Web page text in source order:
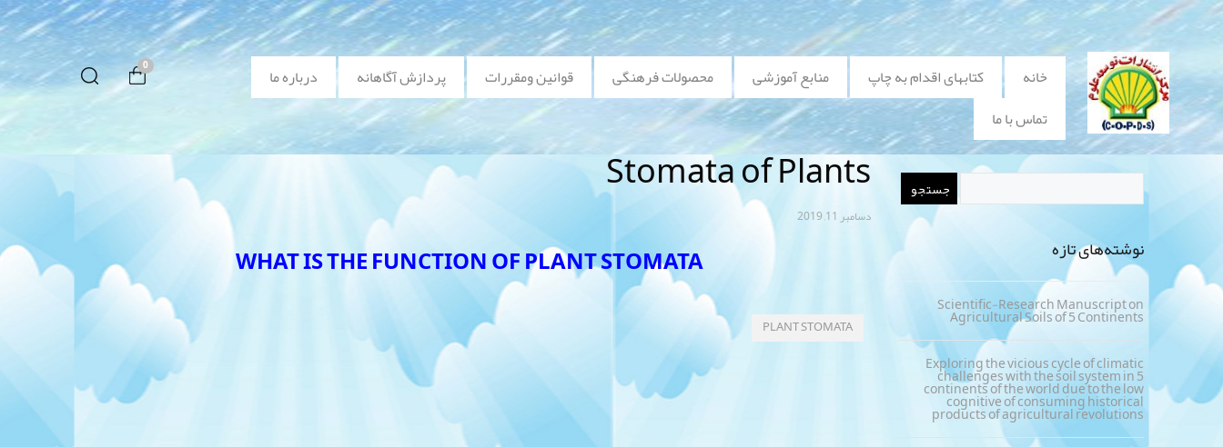
خانه کتابهای اقدام به چاپ منابع آموزشی محصولات فرهنگی قوانین ومقررات پردازش آگاهانه
درباره ما
تماس با ما
0
Stomata of Plants
دسامبر 11, 2019
WHAT IS THE FUNCTION OF PLANT STOMATA
PLANT STOMATA
نوشته‌های تازه
Scientific-Research Manuscript on
Agricultural Soils of 5 Continents
Exploring the vicious cycle of climatic
challenges with the soil system in 5
continents of the world due to the low
cognitive of consuming historical
products of agricultural revolutions